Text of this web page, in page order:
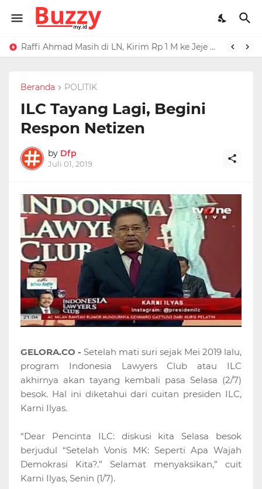
Raffi Ahmad Masih di LN, Kirim Rp 1 M ke Jeje Buat Korban Longsor Bandung Barat
Beranda POLITIK
ILC Tayang Lagi, Begini
Respon Netizen
by Dfp
Juli 01, 2019
GELORA.CO - Setelah mati suri sejak Mei 2019 lalu,
program Indonesia Lawyers Club atau ILC
akhirnya akan tayang kembali pasa Selasa (2/7)
besok. Hal ini diketahui dari cuitan presiden ILC,
Karni Ilyas.
“Dear Pencinta ILC: diskusi kita Selasa besok
berjudul “Setelah Vonis MK: Seperti Apa Wajah
Demokrasi Kita?.” Selamat menyaksikan,” cuit
Karni Ilyas, Senin (1/7).